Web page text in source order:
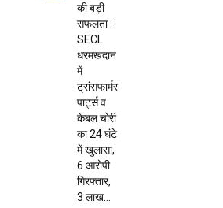
की बड़ी
सफलता :
SECL
धरमखदान
में
ट्रांसफार्मर
पार्ट्स व
केबल चोरी
का 24 घंटे
में खुलासा,
6 आरोपी
गिरफ्तार,
₹3 लाख...